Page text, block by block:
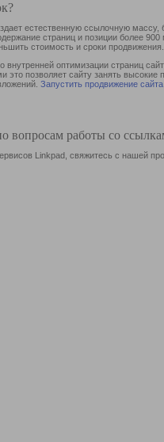
естественную ссылочную
страниц и позиции более
стоимость и сроки продвижения.
оптимизации страниц
это позволяет сайту занять
Запустить продвижение сайта
вопросам работы со
Linkpad, свяжитесь с нашей